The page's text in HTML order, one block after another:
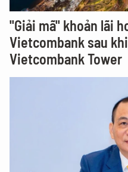
"Giải mã" khoản lãi
Vietcombank sau
Vietcombank Tower